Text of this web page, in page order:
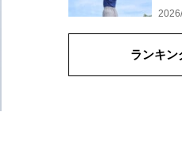
ランキン